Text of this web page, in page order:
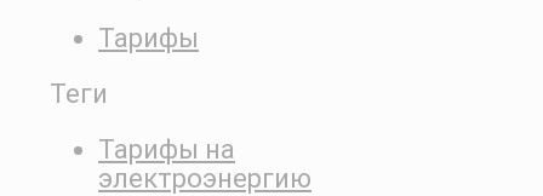
Тарифы
Теги
Тарифы на
электроэнергию